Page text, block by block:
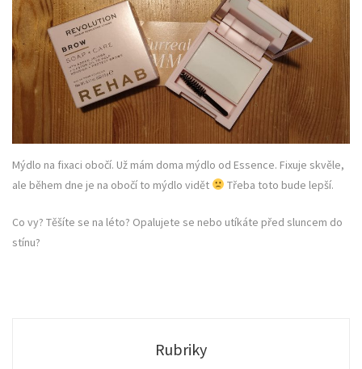
Mýdlo na fixaci obočí. Už mám doma mýdlo od Essence. Fixuje skvěle,
ale během dne je na obočí to mýdlo vidět
Třeba toto bude lepší.
Co vy? Těšíte se na léto? Opalujete se nebo utíkáte před sluncem do
stínu?
Rubriky